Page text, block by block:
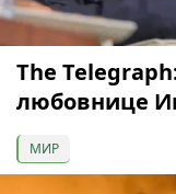
The
любовнице
МИР